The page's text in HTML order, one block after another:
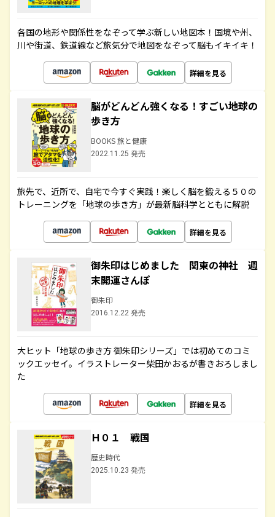
各国の地形や関係性をなぞって学ぶ新しい地図本！国境や州、
川や街道、鉄道線など旅気分で地図をなぞって脳もイキイキ！
詳細を見る
脳がどんどん強くなる！すごい地球の
歩き方
BOOKS 旅と健康
2022.11.25 発売
旅先で、近所で、自宅で今すぐ実践！楽しく脳を鍛える５０の
トレーニングを「地球の歩き方」が最新脳科学とともに解説
詳細を見る
御朱印はじめました 関東の神社 週
末開運さんぽ
御朱印
2016.12.22 発売
大ヒット「地球の歩き方 御朱印シリーズ」では初めてのコミ
ックエッセイ。イラストレーター柴田かおるが書きおろしまし
た
詳細を見る
Ｈ０１ 戦国
歴史時代
2025.10.23 発売